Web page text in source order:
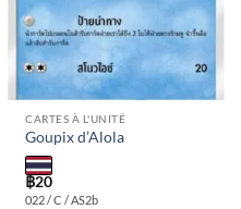
CARTES À L'UNITÉ
Goupix d’Alola
฿20
022 / C / AS2b